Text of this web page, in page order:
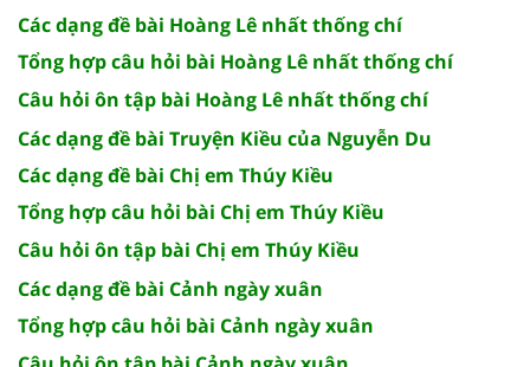
Các dạng đề bài Hoàng Lê nhất thống chí
Tổng hợp câu hỏi bài Hoàng Lê nhất thống chí
Câu hỏi ôn tập bài Hoàng Lê nhất thống chí
Các dạng đề bài Truyện Kiều của Nguyễn Du
Các dạng đề bài Chị em Thúy Kiều
Tổng hợp câu hỏi bài Chị em Thúy Kiều
Câu hỏi ôn tập bài Chị em Thúy Kiều
Các dạng đề bài Cảnh ngày xuân
Tổng hợp câu hỏi bài Cảnh ngày xuân